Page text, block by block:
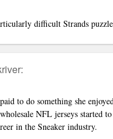
difficult Strands
to do something she
wholesale NFL jerseys started
in the Sneaker industry.